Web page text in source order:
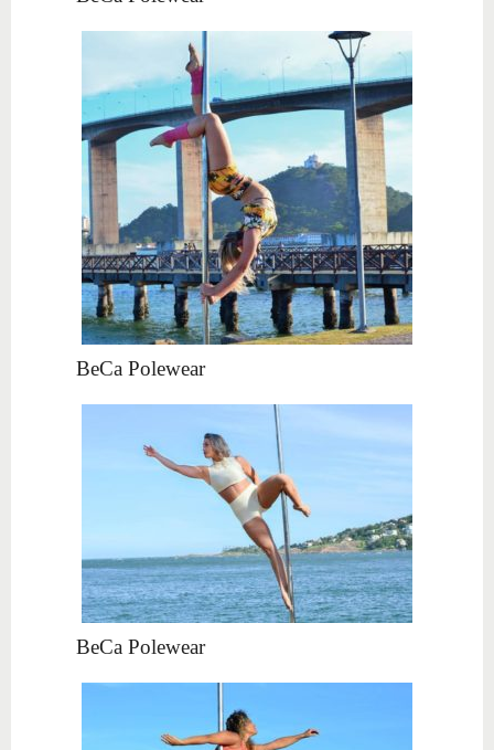
BeCa Polewear
BeCa Polewear